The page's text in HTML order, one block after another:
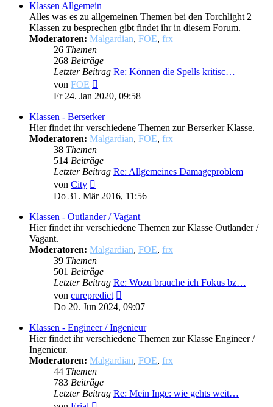
Klassen Allgemein
Alles was es zu allgemeinen Themen bei den Torchlight 2
Klassen zu besprechen gibt findet ihr in diesem Forum.
Moderatoren: Malgardian, FOE, frx
26 Themen
268 Beiträge
Letzter Beitrag Re: Können die Spells kritisc…
von FOE
Beitrag
Fr 24. Jan 2020, 09:58
Klassen - Berserker
Hier findet ihr verschiedene Themen zur Berserker Klasse.
Moderatoren: Malgardian, FOE, frx
38 Themen
514 Beiträge
Letzter Beitrag Re: Allgemeines Damageproblem
von City
Beitrag
Do 31. Mär 2016, 11:56
Klassen - Outlander / Vagant
Hier findet ihr verschiedene Themen zur Klasse Outlander /
Vagant.
Moderatoren: Malgardian, FOE, frx
39 Themen
501 Beiträge
Letzter Beitrag Re: Wozu brauche ich Fokus bz…
von curepredict
Beitrag
Do 20. Jun 2024, 09:07
Klassen - Engineer / Ingenieur
Hier findet ihr verschiedene Themen zur Klasse Engineer /
Ingenieur.
Moderatoren: Malgardian, FOE, frx
44 Themen
783 Beiträge
Letzter Beitrag Re: Mein Inge: wie gehts weit…